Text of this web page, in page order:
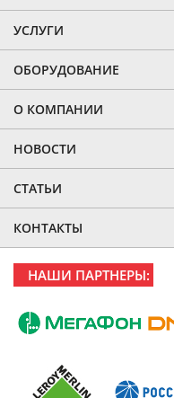
УСЛУГИ
ОБОРУДОВАНИЕ
О КОМПАНИИ
НОВОСТИ
СТАТЬИ
КОНТАКТЫ
НАШИ ПАРТНЕРЫ: